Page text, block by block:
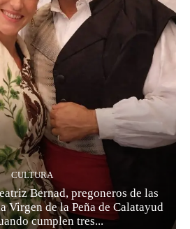
CULTURA
Bernad, pregoneros de las
Virgen de la Peña de Calatayud
cumplen tres...